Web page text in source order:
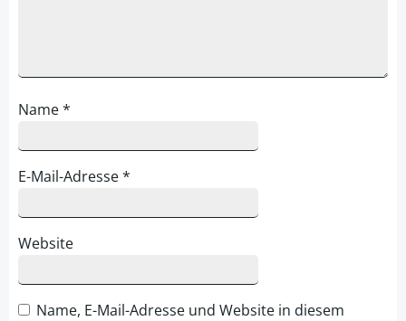
Name*
E-Mail-Adresse*
Website
Name, E-Mail-Adresse und Website in diesem